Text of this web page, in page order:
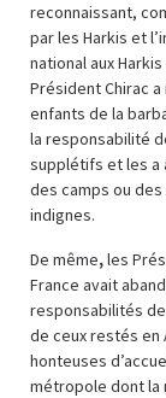
reconnaissant,
par les Harkis et
national aux
Président Chirac a
enfants de la
la responsabilité
supplétifs et les a
des camps ou
indignes.
De même,les
France avait
responsabilités
de ceux restés en
honteuses
métropole dont la